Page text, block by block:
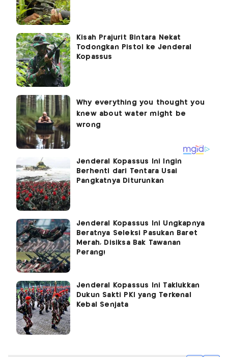
Kisah Prajurit Bintara Nekat
Todongkan Pistol ke Jenderal
Kopassus
Jenderal Kopassus Ini Ingin
Berhenti dari Tentara Usai
Pangkatnya Diturunkan
Jenderal Kopassus Ini Ungkapnya
Beratnya Seleksi Pasukan Baret
Merah, Disiksa Bak Tawanan
Perang!
Jenderal Kopassus Ini Taklukkan
Dukun Sakti PKI yang Terkenal
Kebal Senjata